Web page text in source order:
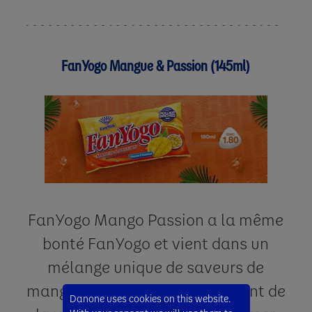
FanYogo Mangue & Passion (145ml)
FanYogo Mango Passion a la même
bonté FanYogo et vient dans un
mélange unique de saveurs de
mangue et de passion. Il contient de
Danone uses cookies on this website.